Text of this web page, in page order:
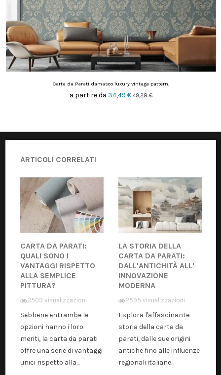
Carta da Parati damasco luxury vintage pattern.
a partire da 34,49 € 49,28 €
ARTICOLI CORRELATI
CARTA DA PARATI:
QUALI SONO I
VANTAGGI RISPETTO
ALLA SEMPLICE
PITTURA?
3509 visualizzazioni
Sebbene entrambe le
opzioni hanno i loro
meriti, la carta da parati
offre una serie di vantaggi
unici rispetto alla...
LA STORIA DELLA
CARTA DA PARATI:
DALL'ANTICHITÀ ALL'
INNOVAZIONE
MODERNA
2595 visualizzazioni
Esplora l'affascinante
storia della carta da
parati, dalle sue origini
antiche fino alle influenze
regionali italiane...